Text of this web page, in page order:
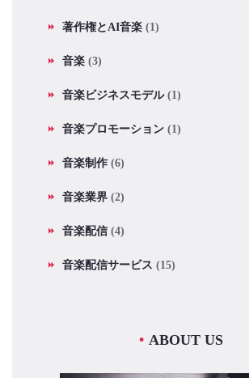
著作権とAI音楽 (1)
音楽 (3)
音楽ビジネスモデル(1)
音楽プロモーション (1)
音楽制作 (6)
音楽業界 (2)
音楽配信 (4)
音楽配信サービス (15)
ABOUT US